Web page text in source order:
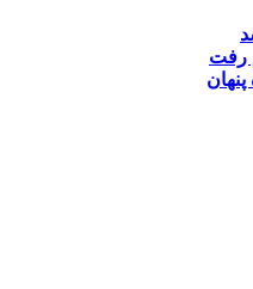
رفت
پنهان